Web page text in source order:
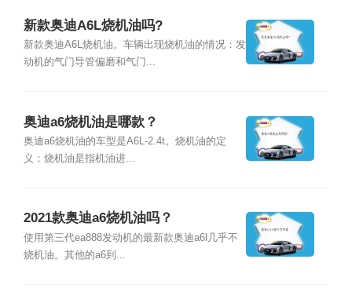
新款奥迪A6L烧机油吗?
新款奥迪A6L烧机油。车辆出现烧机油的情况：发
动机的气门导管偏磨和气门...
奥迪a6烧机油是哪款？
奥迪a6烧机油的车型是A6L-2.4t。烧机油的定
义：烧机油是指机油进...
2021款奥迪a6烧机油吗？
使用第三代ea888发动机的最新款奥迪a6l几乎不
烧机油。其他的a6到...